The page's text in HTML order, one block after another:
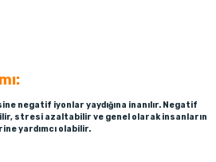
negatif iyonlar yaydığına inanılır. Negatif
stresi azaltabilir ve genel olarak insanların
yardımcı olabilir.